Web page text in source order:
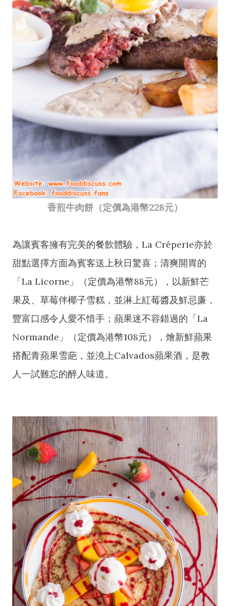
香煎牛肉餅（定價為港幣228元）
為讓賓客擁有完美的餐飲體驗，La Crêperie亦於
甜點選擇方面為賓客送上秋日驚喜；清爽開胃的
「La Licorne」（定價為港幣88元），以新鮮芒
果及、草莓伴椰子雪糕，並淋上紅莓醬及鮮忌廉，
豐富口感令人愛不惜手；蘋果迷不容錯過的「La
Normande」（定價為港幣108元），燴新鮮蘋果
搭配青蘋果雪葩，並澆上Calvados蘋果酒，是教
人一試難忘的醉人味道。